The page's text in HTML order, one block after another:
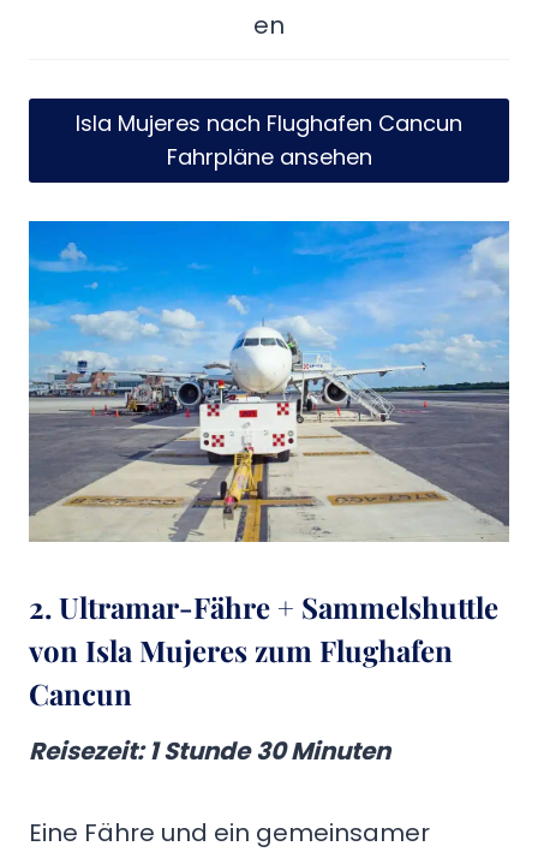
en
Isla Mujeres nach Flughafen Cancun
Fahrpläne ansehen
2. Ultramar-Fähre + Sammelshuttle
von Isla Mujeres zum Flughafen
Cancun
Reisezeit: 1 Stunde 30 Minuten
Eine Fähre und ein gemeinsamer